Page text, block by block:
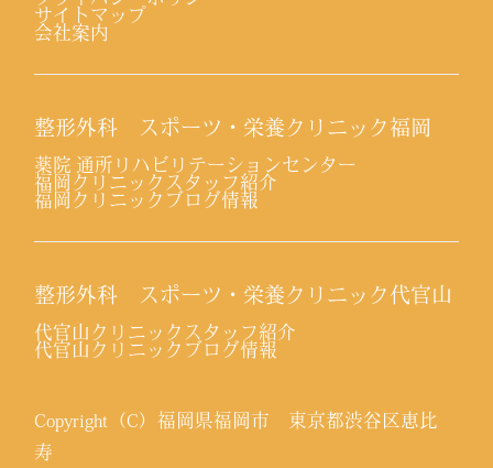
サイトマップ
会社案内
整形外科 スポーツ・栄養クリニック福岡
薬院 通所リハビリテーションセンター
福岡クリニックスタッフ紹介
福岡クリニックブログ情報
整形外科 スポーツ・栄養クリニック代官山
代官山クリニックスタッフ紹介
代官山クリニックブログ情報
Copyright（C）福岡県福岡市 東京都渋谷区恵比
寿